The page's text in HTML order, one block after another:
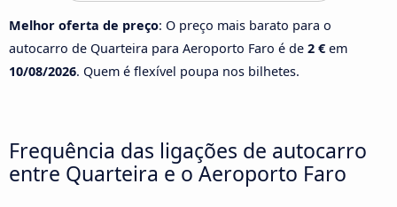
Melhor oferta de preço: O preço mais barato para o
autocarro de Quarteira para Aeroporto Faro é de 2 € em
10/08/2026. Quem é flexível poupa nos bilhetes.
Frequência das ligações de autocarro
entre Quarteira e o Aeroporto Faro